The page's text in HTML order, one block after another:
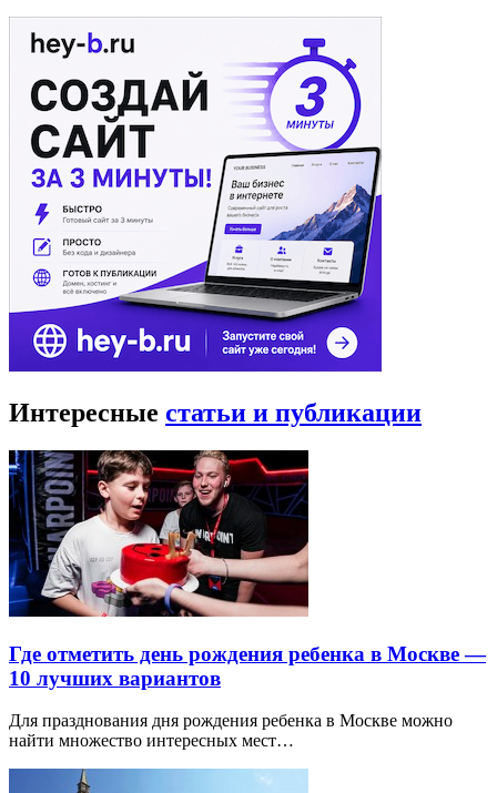
Интересные статьи и публикации
Где отметить день рождения ребенка в Москве —
10 лучших вариантов
Для празднования дня рождения ребенка в Москве можно
найти множество интересных мест…